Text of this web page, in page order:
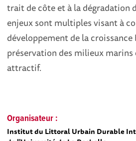
trait de côte et à la dégradation
enjeux sont multiples visant à
développement de la croissance
préservation des milieux
attractif.
Organisateur :
Institut du Littoral Urbain Durable